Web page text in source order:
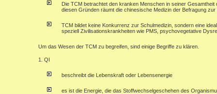
Die TCM betrachtet den kranken Menschen in seiner
diesen Gründen räumt die chinesische Medizin der Befragung
TCM bildet keine Konkurrenz zur Schulmedizin, sondern eine
speziell Zivilisationskrankheiten wie PMS, psychovegetative
Um das Wesen der TCM zu begreifen, sind einige Begriffe zu klären.
1. QI
beschreibt die Lebenskraft oder Lebensenergie
es ist die Energie, die das Stoffwechselgeschehen des